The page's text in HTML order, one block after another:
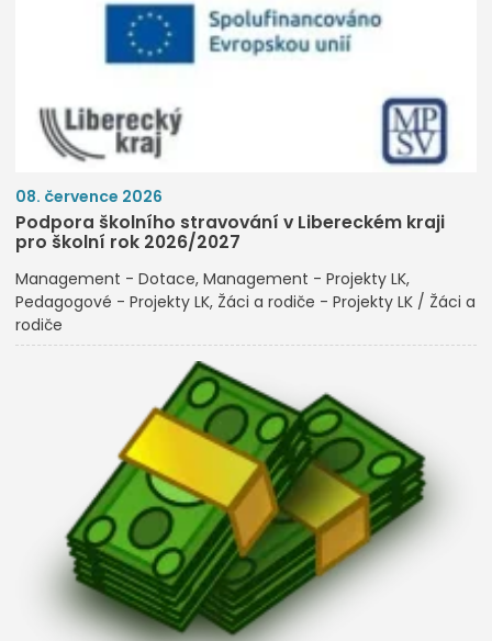
08. července 2026
Podpora školního stravování v Libereckém kraji
pro školní rok 2026/2027
Management - Dotace Management - Projekty LK
Pedagogové - Projekty LK Žáci a rodiče - Projekty LK / Žáci a
rodiče